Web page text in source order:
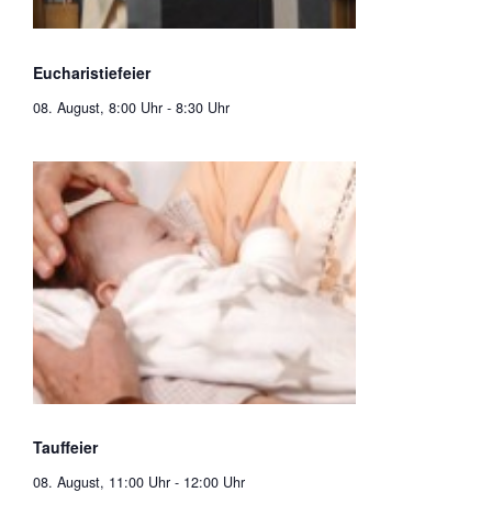
Eucharistiefeier
08. August, 8:00 Uhr - 8:30 Uhr
Tauffeier
08. August, 11:00 Uhr - 12:00 Uhr